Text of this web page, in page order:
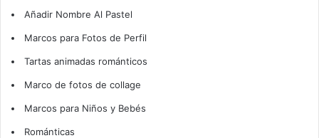
Añadir Nombre Al Pastel
Marcos para Fotos de Perfil
Tartas animadas románticos
Marco de fotos de collage
Marcos para Niños y Bebés
Románticas